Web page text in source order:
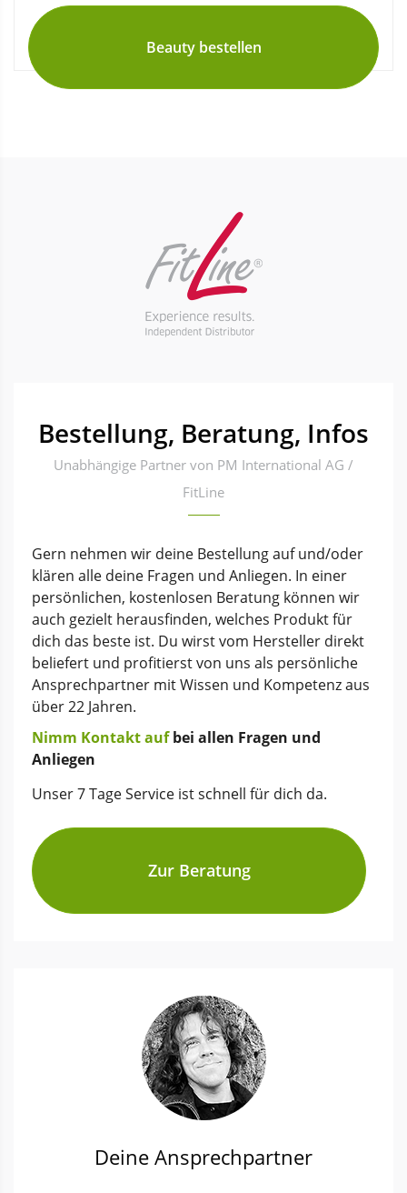
Beauty bestellen
Bestellung, Beratung, Infos
Unabhängige Partner von PM International AG /
FitLine
Gern nehmen wir deine Bestellung auf und/oder
klären alle deine Fragen und Anliegen. In einer
persönlichen, kostenlosen Beratung können wir
auch gezielt herausfinden, welches Produkt für
dich das beste ist. Du wirst vom Hersteller direkt
beliefert und profitierst von uns als persönliche
Ansprechpartner mit Wissen und Kompetenz aus
über 22 Jahren.
Nimm Kontakt aufbei allen Fragen und
Anliegen
Unser 7 Tage Service ist schnell für dich da.
Zur Beratung
Deine Ansprechpartner